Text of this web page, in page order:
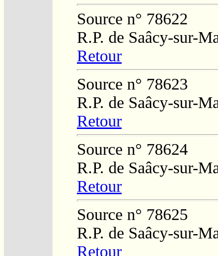
Source n° 78622
R.P. de Saâcy-sur-
Retour
Source n° 78623
R.P. de Saâcy-sur-
Retour
Source n° 78624
R.P. de Saâcy-sur-
Retour
Source n° 78625
R.P. de Saâcy-sur-
Retour